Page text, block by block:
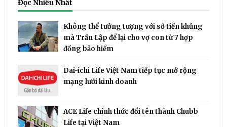
Đọc Nhiều Nhất
Không thể tưởng tượng với số tiền khủng
mà Trần Lập để lại cho vợ con từ 7 hợp
đồng bảo hiểm
Dai-ichi Life Việt Nam tiếp tục mở rộng
mạng lưới kinh doanh
ACE Life chính thức đổi tên thành Chubb
Life tại Việt Nam